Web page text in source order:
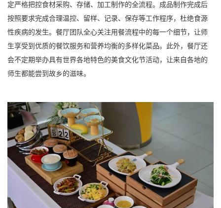
定严格把控食材采购、存储、加工制作的全流程。成品制作完成后
按照要求完成合理温控、留样、记录、保存等工作程序，杜绝食源
性疾病的发生。餐厅团队全心关注用餐流程中的每一个细节，让师
生享受到优质的餐饮服务和营养均衡的多样化菜品。此外，餐厅还
会不定期举办具有世界各地特色的美食文化节活动，让来自各地的
师生都能尝到故乡的滋味。